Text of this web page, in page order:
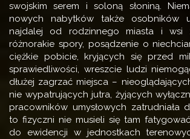
swojskim serem i soloną słoniną.
nowych nabytków także osobników
najdalej od rodzinnego miasta i wsi
różnorakie spory, posądzenie o
ciężkie pobicie, kryjących się przed
sprawiedliwości, wreszcie ludzi
dłużej zagrzać miejsca –
nie wypatrujących jutra, żyjących
pracowników umysłowych zatrudniała
to fizyczni nie musieli się tam
do ewidencji w jednostkach